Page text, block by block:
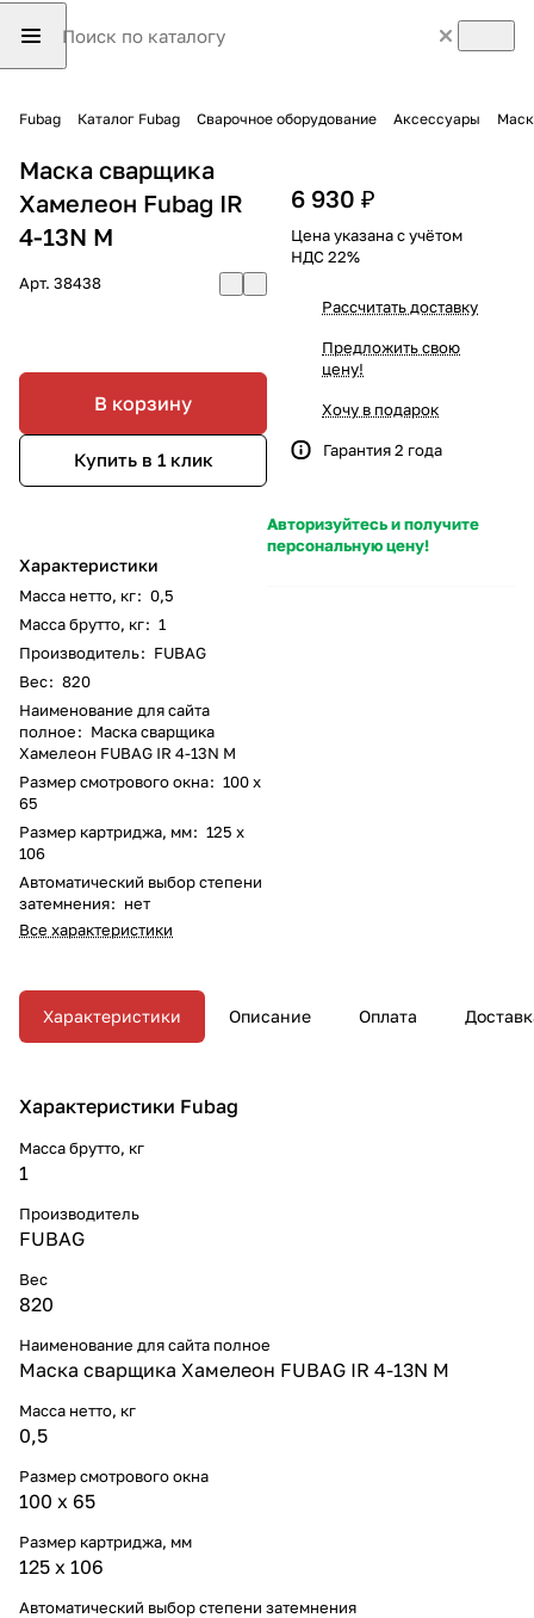
Fubag Каталог Fubag Сварочное оборудование Аксессуары
Маска сварщика
Хамелеон Fubag IR
4-13N M
Арт. 38438
В корзину
Купить в 1 клик
Характеристики
Масса нетто, кг: 0,5
Масса брутто, кг: 1
Производитель: FUBAG
Вес: 820
Наименование для сайта
полное: Маска сварщика
Хамелеон FUBAG IR 4-13N M
Размер смотрового окна: 100 х
65
Размер картриджа, мм: 125 х
106
Автоматический выбор степени
затемнения: нет
Все характеристики
6 930 ₽
Цена указана с учётом
НДС 22%
Рассчитать доставку
Предложить свою
цену!
Хочу в подарок
Гарантия 2 года
Авторизуйтесь и получите
персональную цену!
Характеристики Описание Оплата
Характеристики Fubag
Масса брутто, кг
1
Производитель
FUBAG
Вес
820
Наименование для сайта полное
Маска сварщика Хамелеон FUBAG IR 4-13N M
Масса нетто, кг
0,5
Размер смотрового окна
100 х 65
Размер картриджа, мм
125 х 106
Автоматический выбор степени затемнения